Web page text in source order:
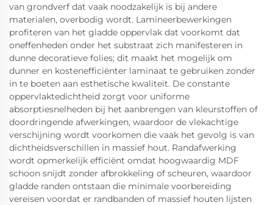
van grondverf dat vaak noodzakelijk is bij andere
materialen, overbodig wordt. Lamineerbewerkingen
profiteren van het gladde oppervlak dat voorkomt dat
oneffenheden onder het substraat zich manifesteren in
dunne decoratieve folies; dit maakt het mogelijk om
dunner en kostenefficiënter laminaat te gebruiken zonder
in te boeten aan esthetische kwaliteit. De constante
oppervlaktedichtheid zorgt voor uniforme
absorptiesnelheden bij het aanbrengen van kleurstoffen of
doordringende afwerkingen, waardoor de vlekachtige
verschijning wordt voorkomen die vaak het gevolg is van
dichtheidsverschillen in massief hout. Randafwerking
wordt opmerkelijk efficiënt omdat hoogwaardig MDF
schoon snijdt zonder afbrokkeling of scheuren, waardoor
gladde randen ontstaan die minimale voorbereiding
vereisen voordat er randbanden of massief houten lijsten